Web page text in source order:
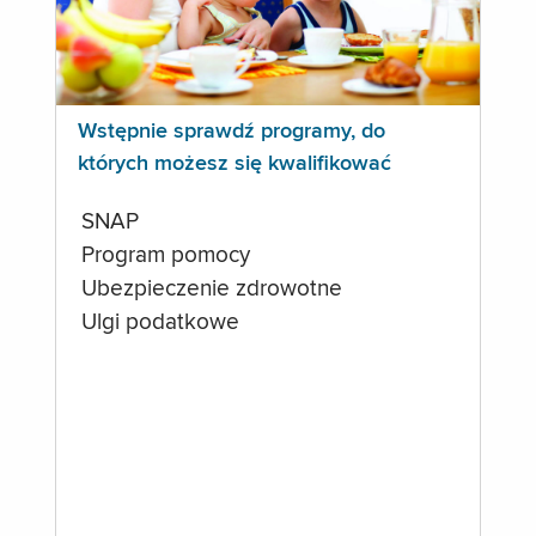
Wstępnie sprawdź programy, do
których możesz się kwalifikować
SNAP
Program pomocy
Ubezpieczenie zdrowotne
Ulgi podatkowe